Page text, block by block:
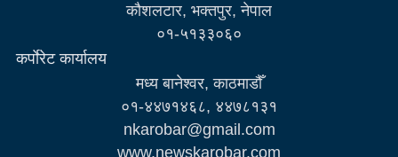
कौशलटार, भक्तपुर, नेपाल
०१-५१३३०६०
कर्पाेरेट कार्यालय
मध्य बानेश्वर, काठमाडौँ
०१-४४७१४६८, ४४७८१३१
nkarobar@gmail.com
www.newskarobar.com